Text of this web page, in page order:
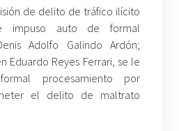
de delito de tráfico ilícito
impuso auto de formal
Adolfo Galindo Ardón;
Eduardo Reyes Ferrari, se le
procesamiento por
el delito de maltrato